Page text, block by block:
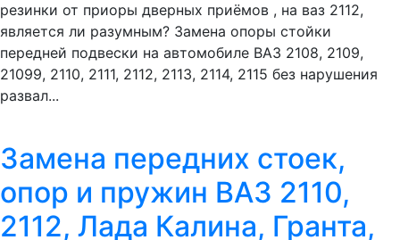
резинки от приоры дверных приёмов , на ваз 2112,
является ли разумным? Замена опоры стойки
передней подвески на автомобиле ВАЗ 2108, 2109,
21099, 2110, 2111, 2112, 2113, 2114, 2115 без нарушения
развал...
Замена передних стоек,
опор и пружин ВАЗ 2110,
2112, Лада Калина, Гранта,